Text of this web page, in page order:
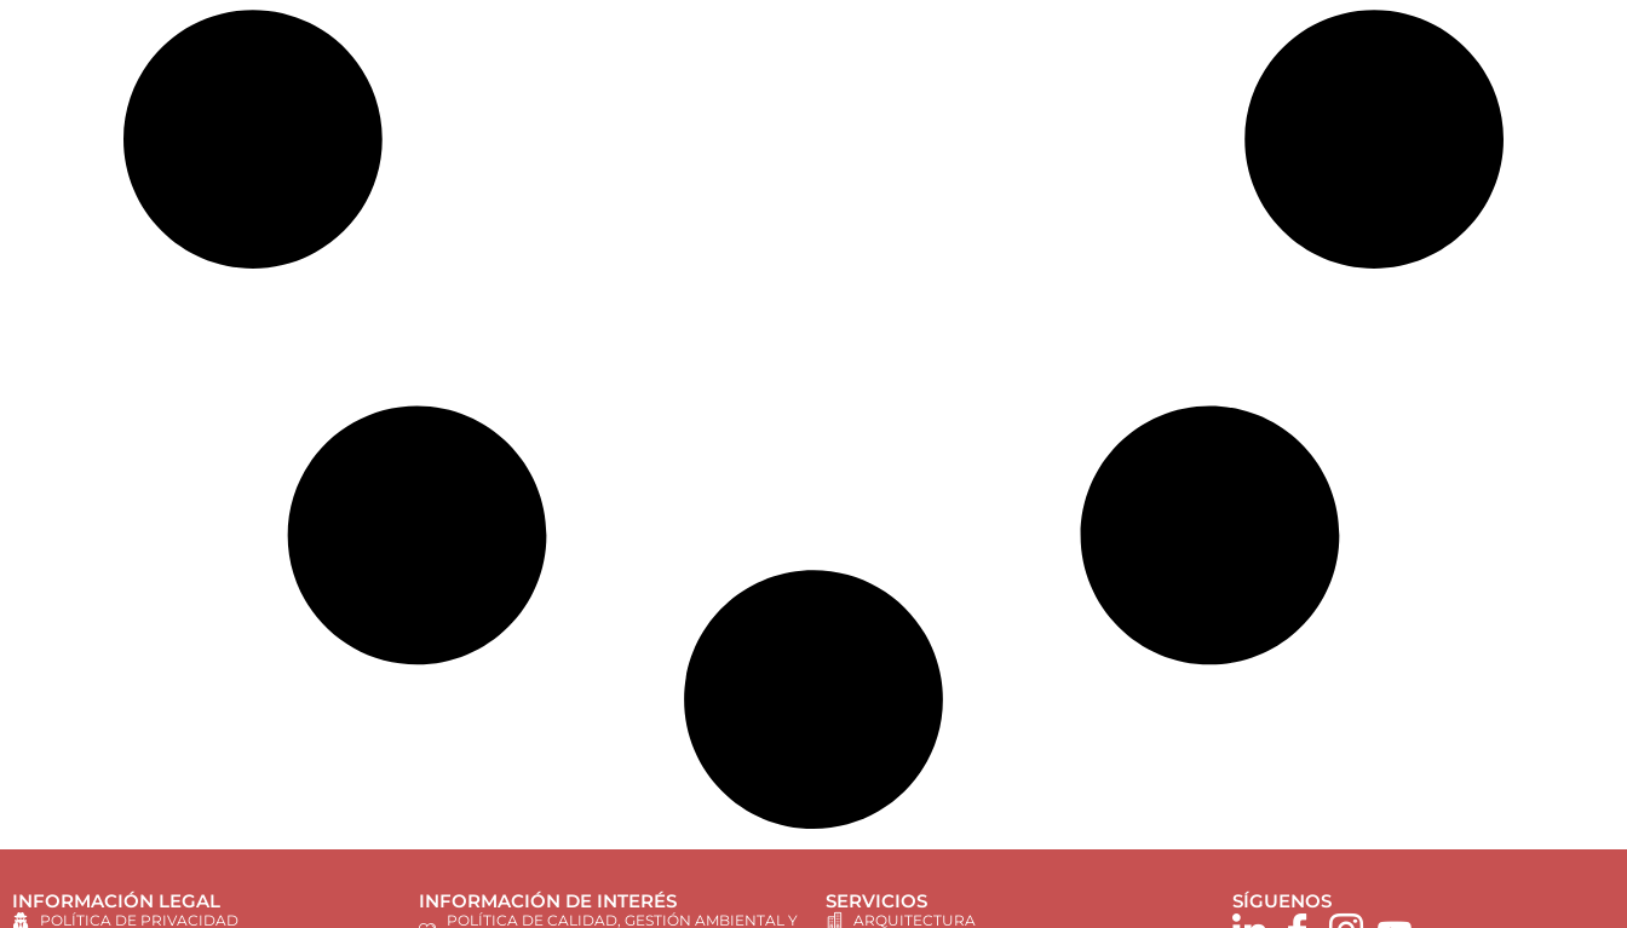
INFORMACIÓN LEGAL
POLÍTICA DE PRIVACIDAD
INFORMACIÓN DE INTERÉS
POLÍTICA DE CALIDAD, GESTIÓN AMBIENTAL Y
SERVICIOS
ARQUITECTURA
SÍGUENOS